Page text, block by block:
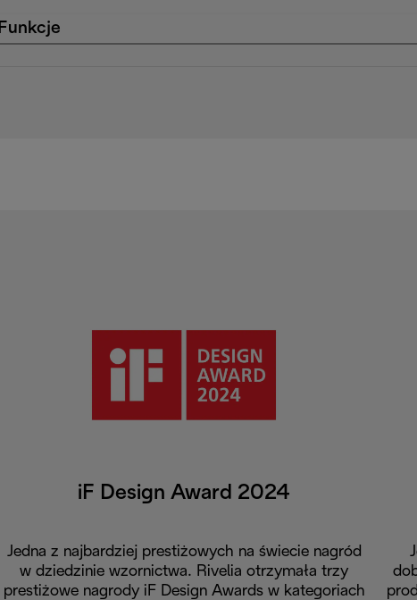
Funkcje
iF Design Award 2024
Jedna z najbardziej prestiżowych na świecie nagród
w dziedzinie wzornictwa. Rivelia otrzymała trzy
prestiżowe nagrody iF Design Awards w kategoriach